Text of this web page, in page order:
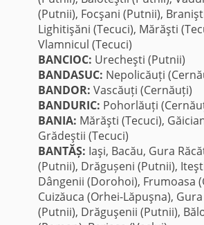
(Putnii), Focşani (Putnii),
Lighitişăni (Tecuci), Mărăşti
Vlamnicul (Tecuci)
BANCIOC: Urecheşti (Putnii)
BANDASUC: Nepolicăuți
BANDOR: Vascăuți (Cernăuți)
BANDURIC: Pohorlăuți
BANIA: Mărăşti (Tecuci),
Grădeştii (Tecuci)
BANTĂȘ: Iaşi, Bacău, Gura
(Putnii), Drăgușeni (Putnii),
Dângenii (Dorohoi), Frumoasa
Cuizăuca (Orhei-Lăpuşna),
(Putnii), Drăguşenii (Putnii),